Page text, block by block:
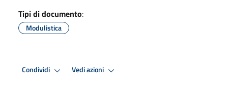
Tipi di documento:
Modulistica
Condividi Vedi azioni